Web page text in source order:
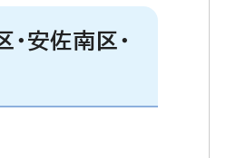
安佐南区・